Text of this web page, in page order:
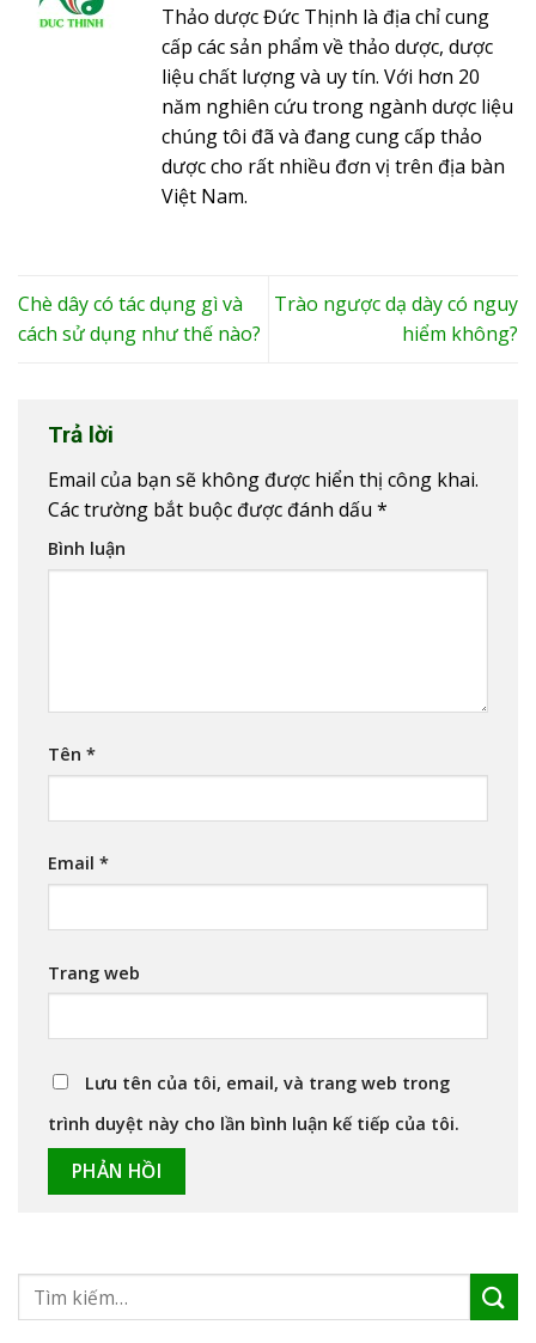
Thảo dược Đức Thịnh là địa chỉ cung
cấp các sản phẩm về thảo dược, dược
liệu chất lượng và uy tín. Với hơn 20
năm nghiên cứu trong ngành dược liệu
chúng tôi đã và đang cung cấp thảo
dược cho rất nhiều đơn vị trên địa bàn
Việt Nam.
Chè dây có tác dụng gì và
cách sử dụng như thế nào?
Trào ngược dạ dày có nguy
hiểm không?
Trả lời
Email của bạn sẽ không được hiển thị công khai.
Các trường bắt buộc được đánh dấu *
Bình luận
Tên *
Email *
Trang web
Lưu tên của tôi, email, và trang web trong
trình duyệt này cho lần bình luận kế tiếp của tôi.